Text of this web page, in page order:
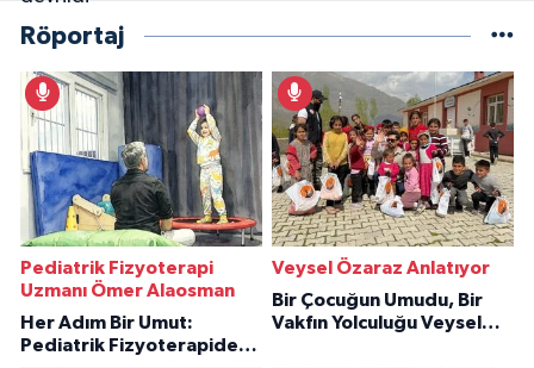
Röportaj
Pediatrik Fizyoterapi
Uzmanı Ömer Alaosman
Her Adım Bir Umut:
Pediatrik Fizyoterapiden
Veysel Özaraz Anlatıyor
Bir Çocuğun Umudu, Bir
Vakfın Yolculuğu Veysel